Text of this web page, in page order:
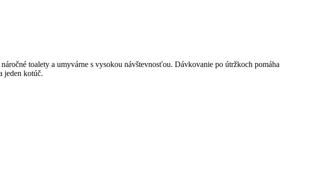
toalety a umyvárne s vysokou návštevnosťou. Dávkovanie po útržkoch pomáha
jeden kotúč.